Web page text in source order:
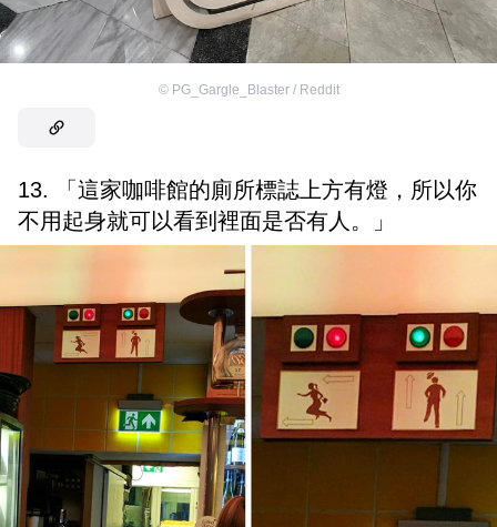
© PG_Gargle_Blaster / Reddit
13. 「這家咖啡館的廁所標誌上方有燈，所以你
不用起身就可以看到裡面是否有人。」